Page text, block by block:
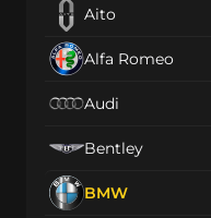
Aito
Alfa Romeo
Audi
Bentley
BMW